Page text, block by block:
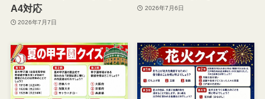
A4対応
2026年7月7日
2026年7月6日